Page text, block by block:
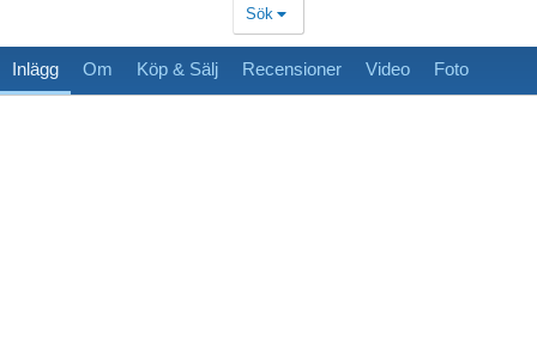
Sök
Inlägg Om Köp & Sälj Recensioner Video Foto